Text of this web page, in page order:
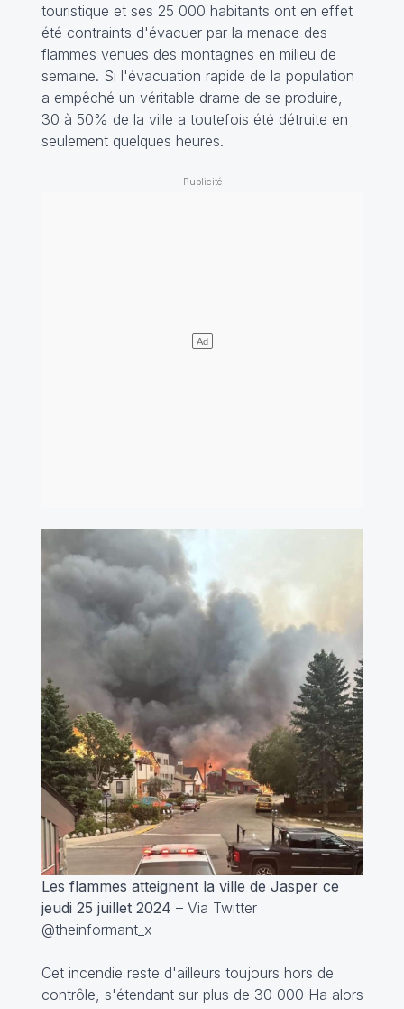
touristique et ses 25 000 habitants ont en effet
été contraints d'évacuer par la menace des
flammes venues des montagnes en milieu de
semaine. Si l'évacuation rapide de la population
a empêché un véritable drame de se produire,
30 à 50% de la ville a toutefois été détruite en
seulement quelques heures.
Les flammes atteignent la ville de Jasper ce
jeudi 25 juillet 2024 – Via Twitter
@theinformant_x
Cet incendie reste d'ailleurs toujours hors de
contrôle, s'étendant sur plus de 30 000 Ha alors